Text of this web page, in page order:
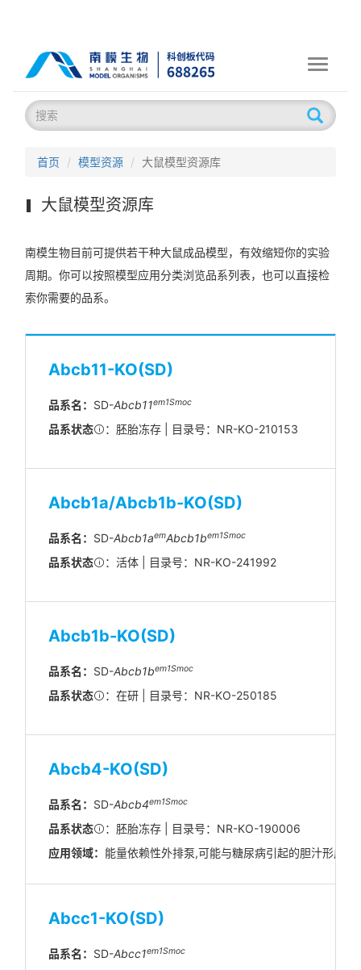
Toggle
首页 模型资源 大鼠模型资源库
大鼠模型资源库
南模生物目前可提供若干种大鼠成品模型，有效缩短你的实验
周期。你可以按照模型应用分类浏览品系列表，也可以直接检
索你需要的品系。
Abcb11-KO(SD)
品系名： SD-Abcb11em1Smoc
品系状态 ：胚胎冻存 | 目录号：NR-KO-210153
Abcb1a/Abcb1b-KO(SD)
品系名： SD-Abcb1aemAbcb1bem1Smoc
品系状态 ：活体 | 目录号：NR-KO-241992
Abcb1b-KO(SD)
品系名： SD-Abcb1bem1Smoc
品系状态 ：在研 | 目录号：NR-KO-250185
Abcb4-KO(SD)
品系名： SD-Abcb4em1Smoc
品系状态
：胚胎冻存 | 目录号：NR-KO-190006
应用领域： 能量依赖性外排泵,可能与糖尿病引起的胆汁形成改
Abcc1-KO(SD)
品系名： SD-Abcc1em1Smoc